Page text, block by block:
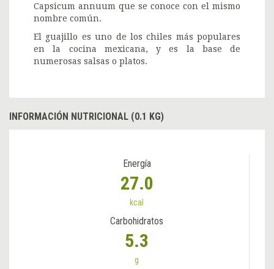
Capsicum annuum que se conoce con el mismo
nombre común.
El guajillo es uno de los chiles más populares
en la cocina mexicana, y es la base de
numerosas salsas o platos.
INFORMACIÓN NUTRICIONAL (0.1 KG)
Energía
27.0
kcal
Carbohidratos
5.3
g